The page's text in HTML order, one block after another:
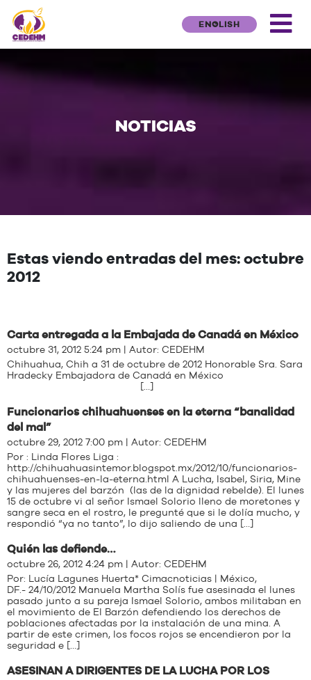
ENGLISH
NOTICIAS
Estas viendo entradas del mes: octubre
2012
Carta entregada a la Embajada de Canadá en México
octubre 31, 2012 5:24 pm | Autor: CEDEHM
Chihuahua, Chih a 31 de octubre de 2012 Honorable Sra. Sara
Hradecky Embajadora de Canadá en México
[…]
Funcionarios chihuahuenses en la eterna “banalidad
del mal”
octubre 29, 2012 7:00 pm | Autor: CEDEHM
Por : Linda Flores Liga :
http://chihuahuasintemor.blogspot.mx/2012/10/funcionarios-
chihuahuenses-en-la-eterna.html A Lucha, Isabel, Siria, Mine
y las mujeres del barzón (las de la dignidad rebelde). El lunes
15 de octubre vi al señor Ismael Solorio lleno de moretones y
sangre seca en el rostro, le pregunté que si le dolía mucho, y
respondió “ya no tanto”, lo dijo saliendo de una […]
Quién las defiende…
octubre 26, 2012 4:24 pm | Autor: CEDEHM
Por: Lucía Lagunes Huerta* Cimacnoticias | México,
DF.- 24/10/2012 Manuela Martha Solís fue asesinada el lunes
pasado junto a su pareja Ismael Solorio, ambos militaban en
el movimiento de El Barzón defendiendo los derechos de
poblaciones afectadas por la instalación de una mina. A
partir de este crimen, los focos rojos se encendieron por la
seguridad e […]
ASESINAN A DIRIGENTES DE LA LUCHA POR LOS